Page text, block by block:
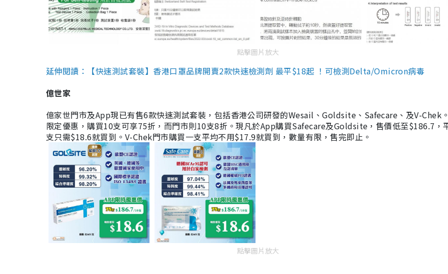
點擊圖片放大
延伸閱讀：【快速測試套裝】香港口罩品牌開賣2款快速檢測劑 最平$18起 ！可檢測Delta/Omicron病毒
億世家
億家世門市及App現已有售6款快速測試套裝，包括香港公司研發的Wesail、Goldsite、Safecare、及V-Chek
限定優惠，購買10支可享75折，而門市則10支8折。現凡於App購買Safecare及Goldsite，售價低至$186.7，
支只需$18.6就買到。V-Chek門市購買一支平均不用$17.9就買到，數量有限，售完即止。
點擊圖片放大